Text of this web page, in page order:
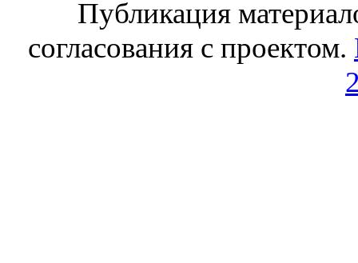
Публикация
согласования с проектом.